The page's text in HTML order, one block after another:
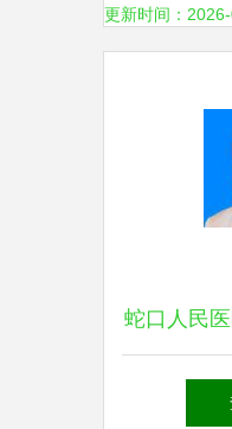
邸 蛇口人
更新时间：
蛇口人民